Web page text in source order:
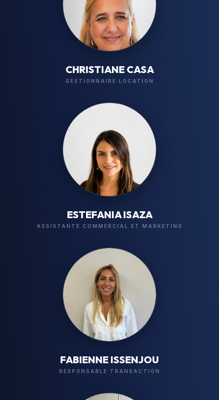
CHRISTIANE CASA
GESTIONNAIRE LOCATION
ESTEFANIA ISAZA
ASSISTANTE COMMERCIAL ET MARKETING
FABIENNE ISSENJOU
RESPONSABLE TRANSACTION